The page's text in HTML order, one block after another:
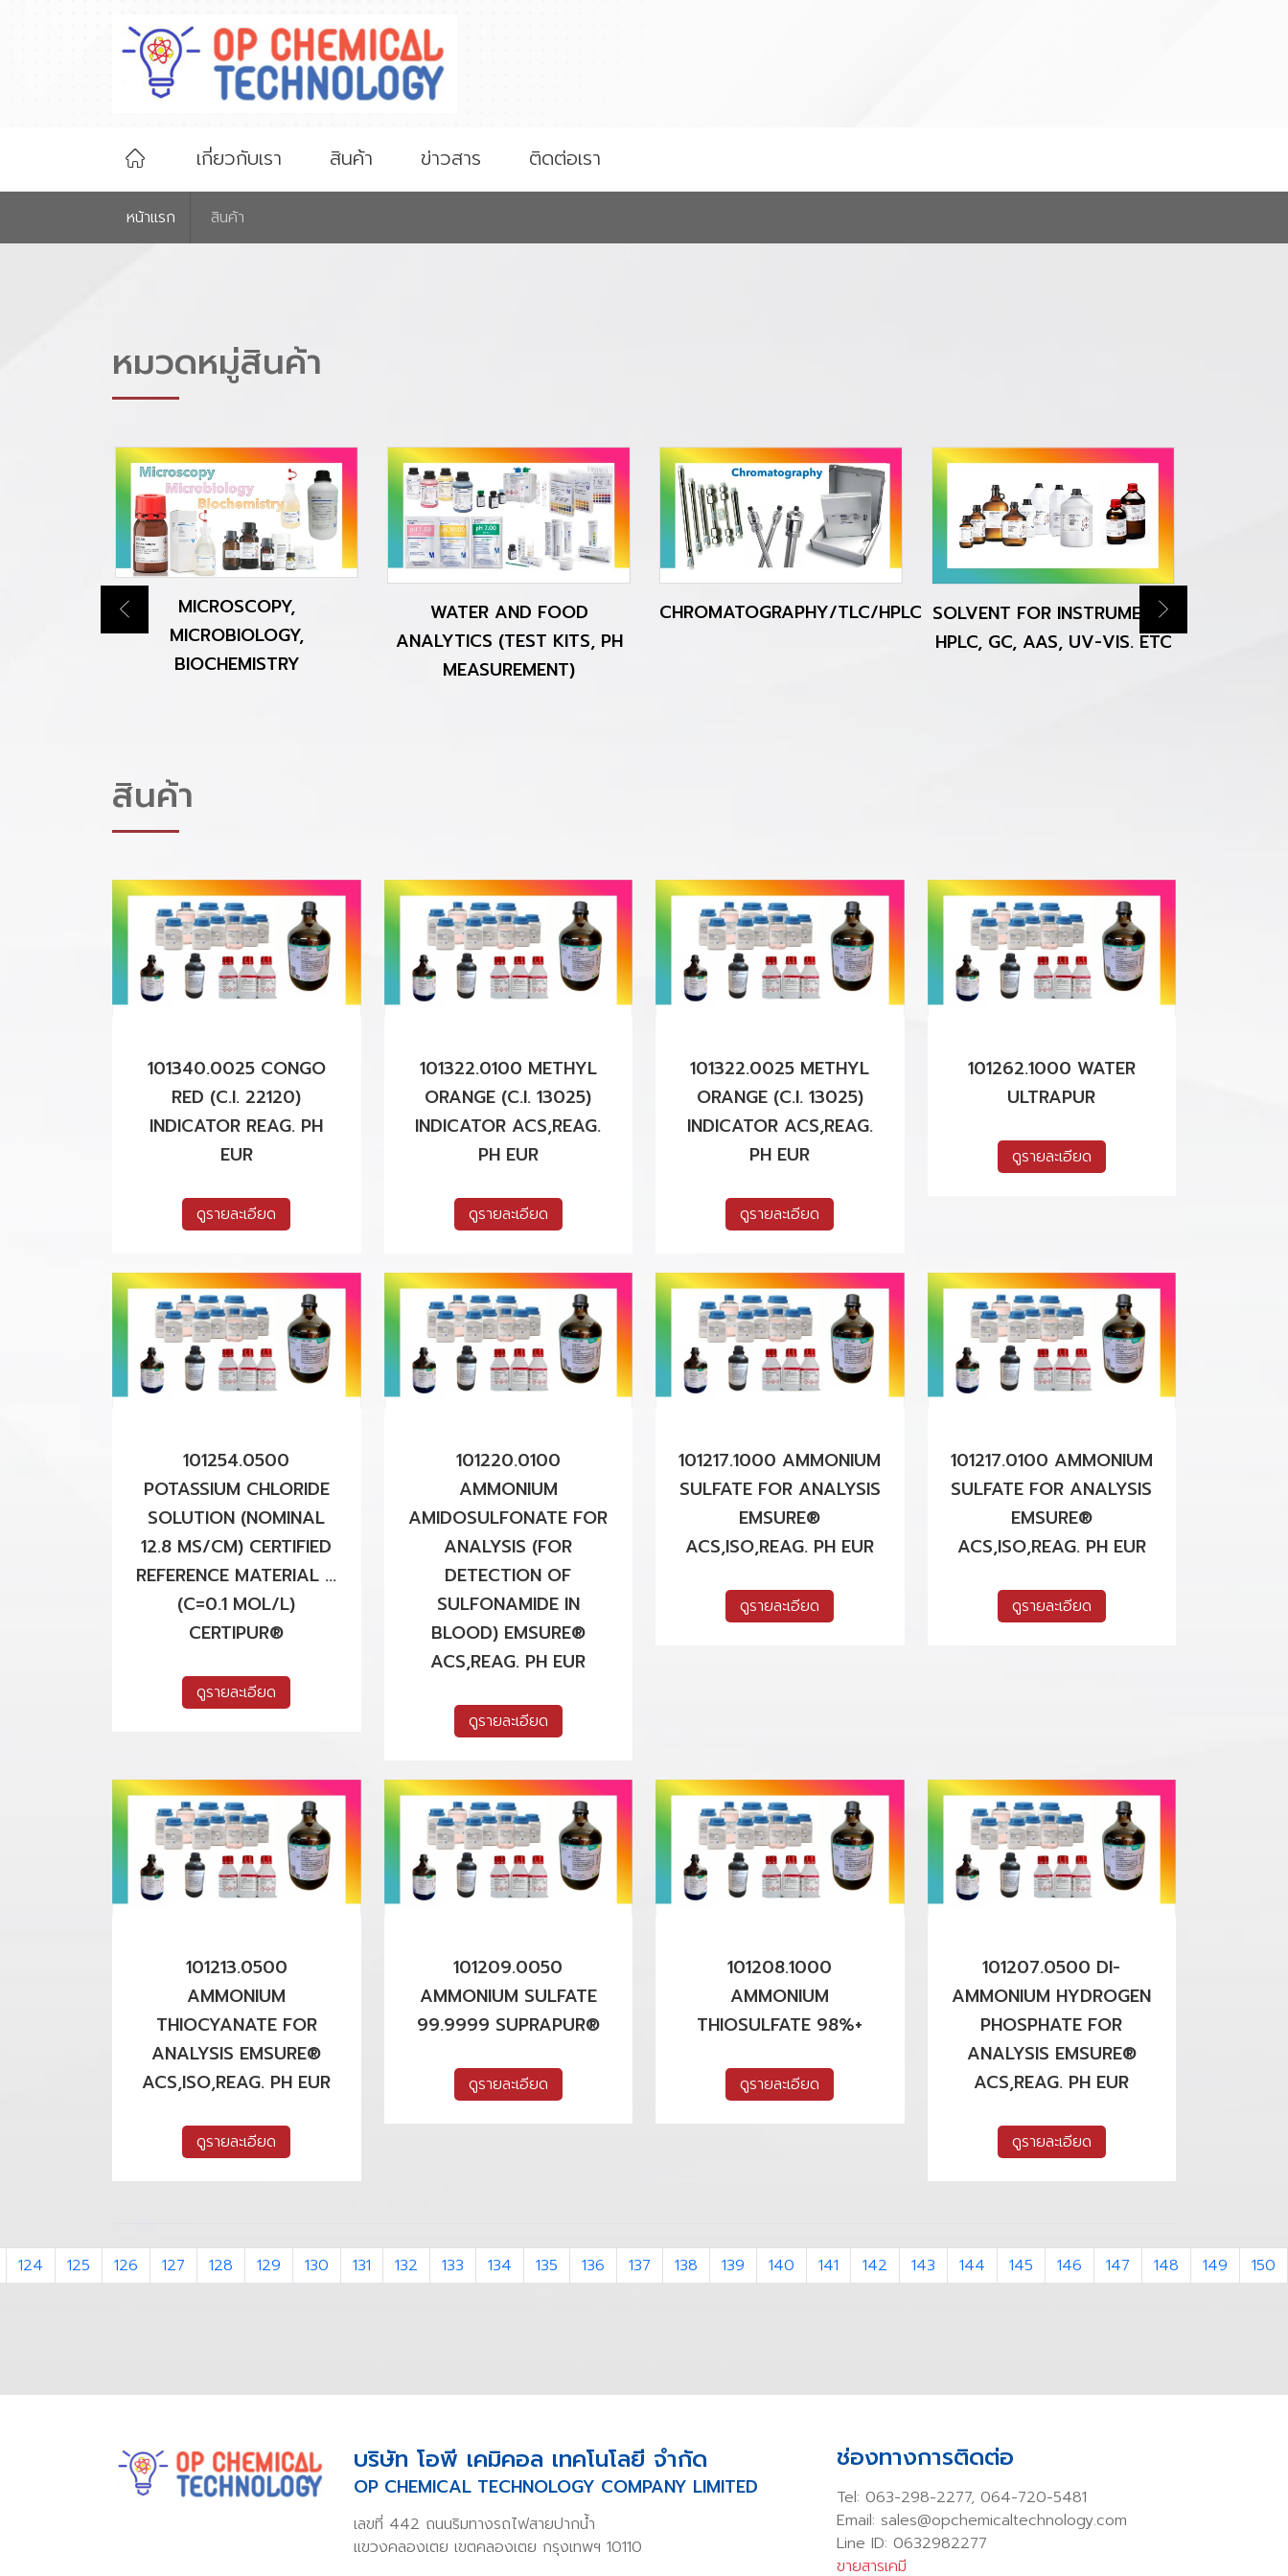
เกี่ยวกับเรา สินค้า ข่าวสาร ติดต่อเรา
หน้าเเรก สินค้า
หมวดหมู่สินค้า
MICROSCOPY,
MICROBIOLOGY,
BIOCHEMISTRY
WATER AND FOOD
ANALYTICS (TEST KITS, PH
MEASUREMENT)
CHROMATOGRAPHY/TLC/HPLC SOLVENT FOR INSTRUMENT ;
HPLC, GC, AAS, UV-VIS. ETC
สินค้า
101340.0025 CONGO
RED (C.I. 22120)
INDICATOR REAG. PH
EUR
ดูรายละเอียด
101322.0100 METHYL
ORANGE (C.I. 13025)
INDICATOR ACS,REAG.
PH EUR
ดูรายละเอียด
101322.0025 METHYL
ORANGE (C.I. 13025)
INDICATOR ACS,REAG.
PH EUR
ดูรายละเอียด
101262.1000 WATER
ULTRAPUR
ดูรายละเอียด
101254.0500
POTASSIUM CHLORIDE
SOLUTION (NOMINAL
12.8 MS/CM) CERTIFIED
REFERENCE MATERIAL ...
(C=0.1 MOL/L)
CERTIPUR®
ดูรายละเอียด
101220.0100
AMMONIUM
AMIDOSULFONATE FOR
ANALYSIS (FOR
DETECTION OF
SULFONAMIDE IN
BLOOD) EMSURE®
ACS,REAG. PH EUR
ดูรายละเอียด
101217.1000 AMMONIUM
SULFATE FOR ANALYSIS
EMSURE®
ACS,ISO,REAG. PH EUR
ดูรายละเอียด
101217.0100 AMMONIUM
SULFATE FOR ANALYSIS
EMSURE®
ACS,ISO,REAG. PH EUR
ดูรายละเอียด
101213.0500
AMMONIUM
THIOCYANATE FOR
ANALYSIS EMSURE®
ACS,ISO,REAG. PH EUR
ดูรายละเอียด
101209.0050
AMMONIUM SULFATE
99.9999 SUPRAPUR®
ดูรายละเอียด
101208.1000
AMMONIUM
THIOSULFATE 98%+
ดูรายละเอียด
101207.0500 DI-
AMMONIUM HYDROGEN
PHOSPHATE FOR
ANALYSIS EMSURE®
ACS,REAG. PH EUR
ดูรายละเอียด
124 125 126 127 128 129 130 131 132 133 134 135 136 137 138 139 140 141 142 143 144 145 146 147 148 149 150
บริษัท โอพี เคมิคอล เทคโนโลยี จำกัด
OP CHEMICAL TECHNOLOGY COMPANY LIMITED
เลขที่ 442 ถนนริมทางรถไฟสายปากน้ำ
แขวงคลองเตย เขตคลองเตย กรุงเทพฯ 10110
ช่องทางการติดต่อ
Tel: 063-298-2277, 064-720-5481
Email: sales@opchemicaltechnology.com
Line ID: 0632982277
ขายสารเคมี